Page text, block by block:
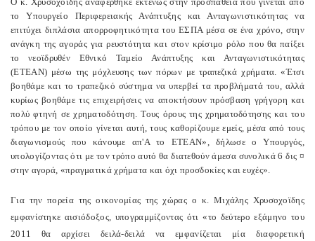
το Υπουργείο Περιφερειακής Ανάπτυξης και Ανταγωνιστικότητας να
επιτύχει διπλάσια απορροφητικότητα του ΕΣΠΑ μέσα σε ένα χρόνο, στην
ανάγκη της αγοράς για ρευστότητα και στον κρίσιμο ρόλο που θα παίξει
το νεοϊδρυθέν Εθνικό Ταμείο Ανάπτυξης και Ανταγωνιστικότητας
(ΕΤΕΑΝ) μέσω της μόχλευσης των πόρων με τραπεζικά χρήματα. «Έτσι
βοηθάμε και το τραπεζικό σύστημα να υπερβεί τα προβλήματά του, αλλά
κυρίως βοηθάμε τις επιχειρήσεις να αποκτήσουν πρόσβαση γρήγορη και
πολύ φτηνή σε χρηματοδότηση. Τους όρους της χρηματοδότησης και του
τρόπου με τον οποίο γίνεται αυτή, τους καθορίζουμε εμείς, μέσα από τους
διαγωνισμούς που κάνουμε απ'Α το ΕΤΕΑΝ», δήλωσε ο Υπουργός,
υπολογίζοντας ότι με τον τρόπο αυτό θα διατεθούν άμεσα συνολικά 6 δις ¤
στην αγορά, «πραγματικά χρήματα και όχι προσδοκίες και ευχές».
Για την πορεία της οικονομίας της χώρας ο κ. Μιχάλης Χρυσοχοϊδης
εμφανίστηκε αισιόδοξος, υπογραμμίζοντας ότι «το δεύτερο εξάμηνο του
2011 θα αρχίσει δειλά-δειλά να εμφανίζεται μία διαφορετική